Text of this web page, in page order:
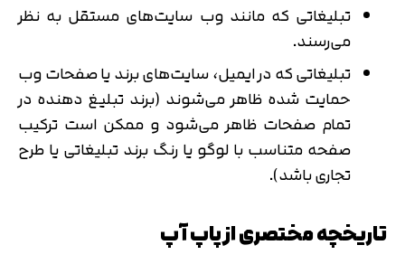
تبلیغاتی که مانند وب سایت‌های مستقل به نظر
می‌رسند.
تبلیغاتی که در ایمیل، سایت‌های برند یا صفحات وب
حمایت شده ظاهر می‌شوند (برند تبلیغ دهنده در
تمام صفحات ظاهر می‌شود و ممکن است ترکیب
صفحه متناسب با لوگو یا رنگ برند تبلیغاتی یا طرح
تجاری باشد).
تاریخچه مختصری از پاپ آپ